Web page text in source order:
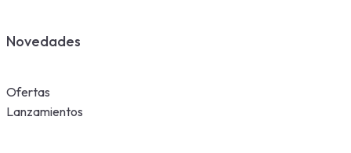
Novedades
Ofertas
Lanzamientos